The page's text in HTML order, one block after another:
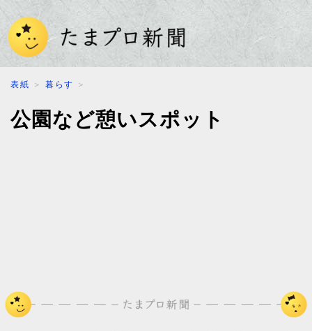
表紙 ＞暮らす ＞
公園など憩いスポット